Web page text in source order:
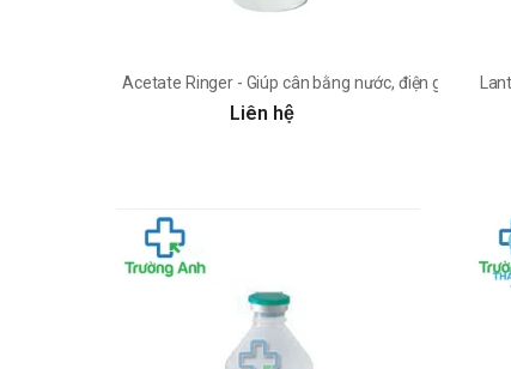
Acetate Ringer - Giúp cân bằng nước, điện giải hiệu
Liên hệ